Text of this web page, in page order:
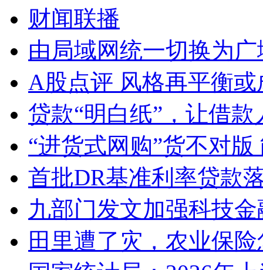
财闻联播
由局域网统一切换为
A股点评 风格再平衡或
贷款“明白纸”，让借款
“进货式网购”货不对
首批DR基准利率贷款
九部门发文加强科技
田里遭了灾，农业保